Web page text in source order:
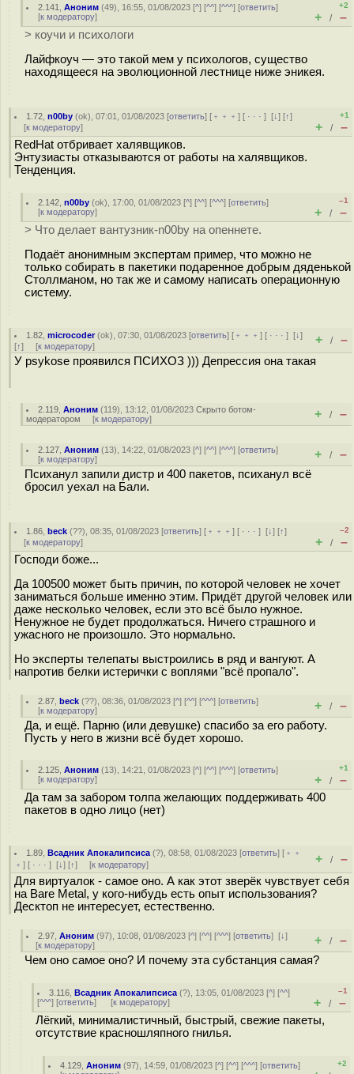
2.141 ,Аноним (49), 16:55, 01/08/2023 [^] [^^] [^^^] [ответить]
[к модератору]
+2
+ / –
> коучи и психологи
Лайфкоуч — это такой мем у психологов, существо
находящееся на эволюционной лестнице ниже эникея.
1.72 ,n00by (ok), 07:01, 01/08/2023 [ответить] [ ﹢﹢﹢] [ · · ·][↓] [↑]
[к модератору]
+1
+ / –
RedHat отбривает халявщиков.
Энтузиасты отказываются от работы на халявщиков.
Тенденция.
2.142 ,n00by (ok), 17:00, 01/08/2023 [^] [^^] [^^^] [ответить]
[к модератору]
–1
+ / –
> Что делает вантузник-n00by на опеннете.
Подаёт анонимным экспертам пример, что можно не
только собирать в пакетики подаренное добрым дяденькой
Столлманом, но так же и самому написать операционную
систему.
1.82 ,microcoder(ok), 07:30, 01/08/2023 [ответить] [ ﹢﹢﹢] [ · · ·][↓]
[↑] [к модератору] + / –
У psykose проявился ПСИХОЗ ))) Депрессия она такая
2.119 ,Аноним (119), 13:12, 01/08/2023Скрыто ботом-
модератором [к модератору] + / –
2.127 ,Аноним (13), 14:22, 01/08/2023 [^] [^^] [^^^] [ответить]
[к модератору] + / –
Психанул запили дистр и 400 пакетов, психанул всё
бросил уехал на Бали.
1.86 ,beck (??), 08:35, 01/08/2023 [ответить] [ ﹢﹢﹢] [ · · ·][↓] [↑]
[к модератору]
–2
+ / –
Господи боже...
Да 100500 может быть причин, по которой человек не хочет
заниматься больше именно этим. Придёт другой человек или
даже несколько человек, если это всё было нужное.
Ненужное не будет продолжаться. Ничего страшного и
ужасного не произошло. Это нормально.
Но эксперты телепаты выстроились в ряд и вангуют. А
напротив белки истерички с воплями "всё пропало".
2.87 ,beck (??), 08:36, 01/08/2023 [^] [^^] [^^^] [ответить]
[к модератору] + / –
Да, и ещё. Парню (или девушке) спасибо за его работу.
Пусть у него в жизни всё будет хорошо.
2.125 ,Аноним (13), 14:21, 01/08/2023 [^] [^^] [^^^] [ответить]
[к модератору]
+1
+ / –
Да там за забором толпа желающих поддерживать 400
пакетов в одно лицо (нет)
1.89 ,Всадник Апокалипсиса (?), 08:58, 01/08/2023 [ответить] [ ﹢﹢
﹢ ] [ · · · ] [↓] [↑] [к модератору] + / –
Для виртуалок - самое оно. А как этот зверёк чувствует себя
на Bare Metal, у кого-нибудь есть опыт использования?
Десктоп не интересует, естественно.
2.97 ,Аноним (97), 10:08, 01/08/2023 [^] [^^] [^^^] [ответить][↓]
[к модератору] + / –
Чем оно самое оно? И почему эта субстанция самая?
3.116 ,Всадник Апокалипсиса (?), 13:05, 01/08/2023 [^] [^^]
[^^^] [ответить] [к модератору]
–1
+ / –
Лёгкий, минималистичный, быстрый, свежие пакеты,
отсутствие красношляпного гнилья.
4.129 ,Аноним (97), 14:59, 01/08/2023 [^] [^^] [^^^] [ответить]
+2